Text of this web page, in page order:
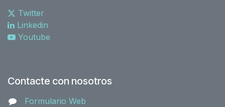
Twitter
Linkedin
Youtube
Contacte con nosotros
Formulario Web